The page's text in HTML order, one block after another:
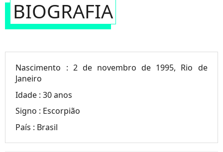
BIOGRAFIA
Nascimento : 2 de novembro de 1995, Rio de
Janeiro
Idade :30 anos
Signo : Escorpião
País : Brasil